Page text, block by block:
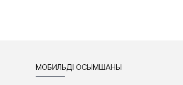
МОБИЛЬДІ ҚОСЫМШАНЫ